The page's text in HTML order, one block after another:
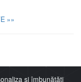
»»
și îmbunătăți